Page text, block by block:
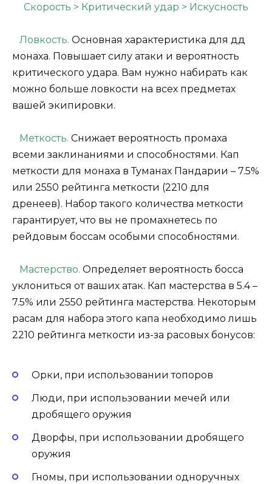
Скорость > Критический удар > Искусность
Ловкость. Основная характеристика для дд
монаха. Повышает силу атаки и вероятность
критического удара. Вам нужно набирать как
можно больше ловкости на всех предметах
вашей экипировки.
Меткость. Снижает вероятность промаха
всеми заклинаниями и способностями. Кап
меткости для монаха в Туманах Пандарии – 7.5%
или 2550 рейтинга меткости (2210 для
дренеев). Набор такого количества меткости
гарантирует, что вы не промахнетесь по
рейдовым боссам особыми способностями.
Мастерство. Определяет вероятность босса
уклониться от ваших атак. Кап мастерства в 5.4 –
7.5% или 2550 рейтинга мастерства. Некоторым
расам для набора этого капа необходимо лишь
2210 рейтинга меткости из-за расовых бонусов:
Орки, при использовании топоров
Люди, при использовании мечей или
дробящего оружия
Дворфы, при использовании дробящего
оружия
Гномы, при использовании одноручных